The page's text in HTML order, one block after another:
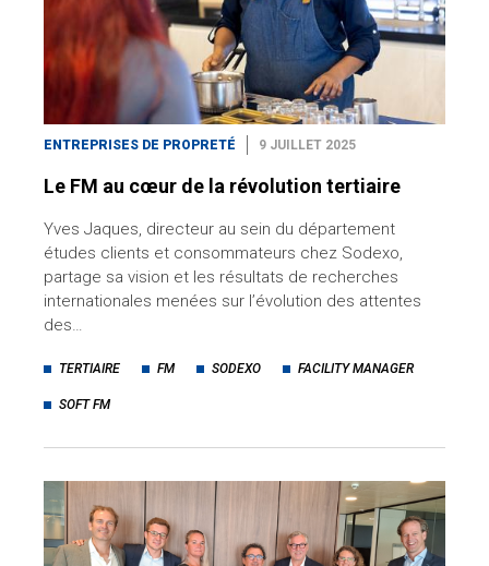
ENTREPRISES DE PROPRETÉ 9 JUILLET 2025
Le FM au cœur de la révolution tertiaire
Yves Jaques, directeur au sein du département
études clients et consommateurs chez Sodexo,
partage sa vision et les résultats de recherches
internationales menées sur l’évolution des attentes
des…
TERTIAIRE FM SODEXO FACILITY MANAGER
SOFT FM